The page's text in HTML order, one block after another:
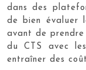
dans des
de bien évaluer
avant de prendre
du CTS avec
entraîner des